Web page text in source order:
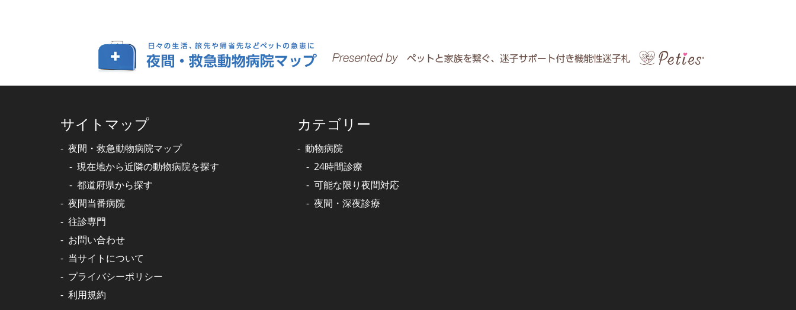
サイトマップ
夜間・救急動物病院マップ
現在地から近隣の動物病院を探す
都道府県から探す
夜間当番病院
往診専門
お問い合わせ
当サイトについて
プライバシーポリシー
利用規約
カテゴリー
動物病院
24時間診療
可能な限り夜間対応
夜間・深夜診療